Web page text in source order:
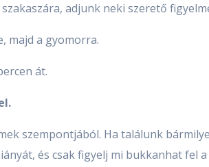
adjunk neki szerető
majd a gyomorra.
át.
szempontjából. Ha találunk
és csak figyelj mi bukkanhat fel